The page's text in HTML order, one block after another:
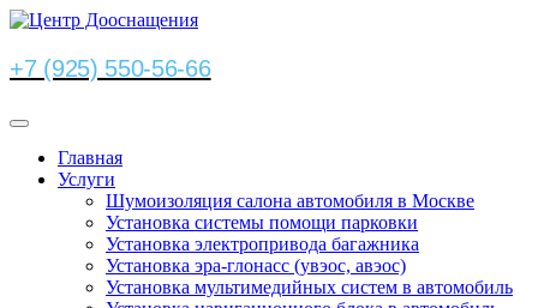
+7 (925) 550-56-66
Главная
Услуги
Шумоизоляция салона автомобиля в Москве
Установка системы помощи парковки
Установка электропривода багажника
Установка эра-глонасс (увэос, авэос)
Установка мультимедийных систем в автомобиль